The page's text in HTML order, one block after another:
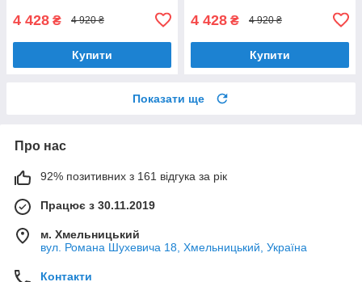
4 428 ₴ 4 920 ₴
Купити
4 428 ₴ 4 920 ₴
Купити
Показати ще
Про нас
92% позитивних з 161 відгука за рік
Працює з 30.11.2019
м. Хмельницький
вул. Романа Шухевича 18, Хмельницький, Україна
Контакти